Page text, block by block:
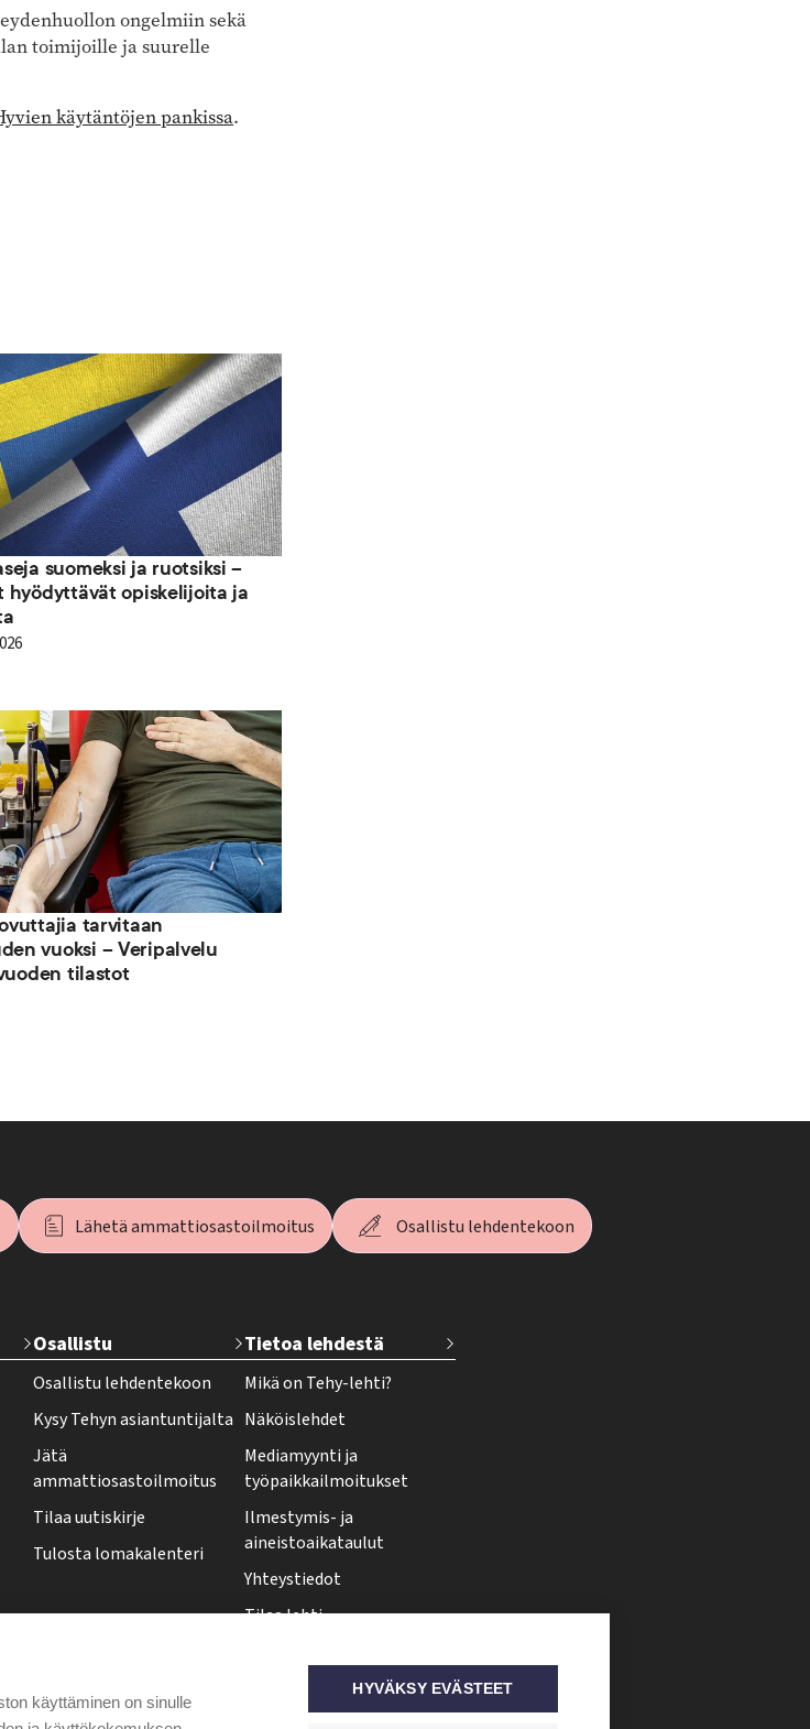
ongelmiin sekä
toimijoille ja suurelle
käytäntöjen pankissa.
suomeksi ja ruotsiksi –
hyödyttävät opiskelijoita ja
tarvitaan
vuoksi – Veripalvelu
tilastot
Lähetä ammattiosastoilmoitus Osallistu lehdentekoon
Osallistu
Osallistu lehdentekoon
Kysy Tehyn asiantuntijalta
Jätä
ammattiosastoilmoitus
Tilaa uutiskirje
Tulosta lomakalenteri
Tietoa lehdestä
Mikä on Tehy-lehti?
Näköislehdet
Mediamyynti ja
työpaikkailmoitukset
Ilmestymis- ja
aineistoaikataulut
Yhteystiedot
Tilaa lehti
Tehy-lehti somessa
käyttäminen on sinulle
HYVÄKSY EVÄSTEET